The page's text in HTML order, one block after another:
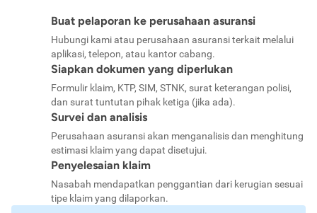
Buat pelaporan ke perusahaan asuransi
Hubungi kami atau perusahaan asuransi terkait melalui
aplikasi, telepon, atau kantor cabang.
Siapkan dokumen yang diperlukan
Formulir klaim, KTP, SIM, STNK, surat keterangan polisi,
dan surat tuntutan pihak ketiga (jika ada).
Survei dan analisis
Perusahaan asuransi akan menganalisis dan menghitung
estimasi klaim yang dapat disetujui.
Penyelesaian klaim
Nasabah mendapatkan penggantian dari kerugian sesuai
tipe klaim yang dilaporkan.